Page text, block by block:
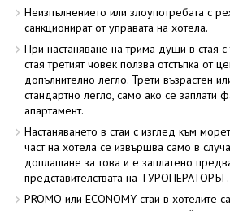
Неизпълнението или злоупотребата с
санкционират от управата на хотела.
При настаняване на трима души в стая с
стая третият човек ползва отстъпка от
допълнително легло. Трети възрастен
стандартно легло, само ако се заплати
апартамент.
Настаняването в стаи с изглед към
част на хотела се извършва само в
доплащане за това и е заплатено
представителствата на ТУРОПЕРАТОРЪТ.
PROMO или ECONOMY стаи в хотелите